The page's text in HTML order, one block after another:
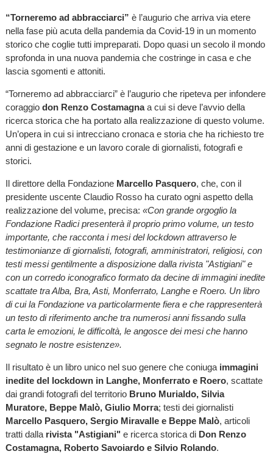
“Torneremo ad abbracciarci” è l’augurio che arriva via etere
nella fase più acuta della pandemia da Covid-19 in un momento
storico che coglie tutti impreparati. Dopo quasi un secolo il mondo
sprofonda in una nuova pandemia che costringe in casa e che
lascia sgomenti e attoniti.
“Torneremo ad abbracciarci” è l’augurio che ripeteva per infondere
coraggio don Renzo Costamagnaa cui si deve l’avvio della
ricerca storica che ha portato alla realizzazione di questo volume.
Un’opera in cui si intrecciano cronaca e storia che ha richiesto tre
anni di gestazione e un lavoro corale di giornalisti, fotografi e
storici.
Il direttore della Fondazione Marcello Pasquero, che, con il
presidente uscente Claudio Rosso ha curato ogni aspetto della
realizzazione del volume, precisa: «Con grande orgoglio la
Fondazione Radici presenterà il proprio primo volume, un testo
importante, che racconta i mesi del lockdown attraverso le
testimonianze di giornalisti, fotografi, amministratori, religiosi, con
testi messi gentilmente a disposizione dalla rivista "Astigiani" e
con un corredo iconografico formato da decine di immagini inedite
scattate tra Alba, Bra, Asti, Monferrato, Langhe e Roero. Un libro
di cui la Fondazione va particolarmente fiera e che rappresenterà
un testo di riferimento anche tra numerosi anni fissando sulla
carta le emozioni, le difficoltà, le angosce dei mesi che hanno
segnato le nostre esistenze».
Il risultato è un libro unico nel suo genere che coniuga immagini
inedite del lockdown in Langhe, Monferrato e Roero, scattate
dai grandi fotografi del territorio Bruno Murialdo, Silvia
Muratore, Beppe Malò, Giulio Morra; testi dei giornalisti
Marcello Pasquero, Sergio Miravalle e Beppe Malò, articoli
tratti dalla rivista "Astigiani" e ricerca storica di Don Renzo
Costamagna, Roberto Savoiardo e Silvio Rolando.